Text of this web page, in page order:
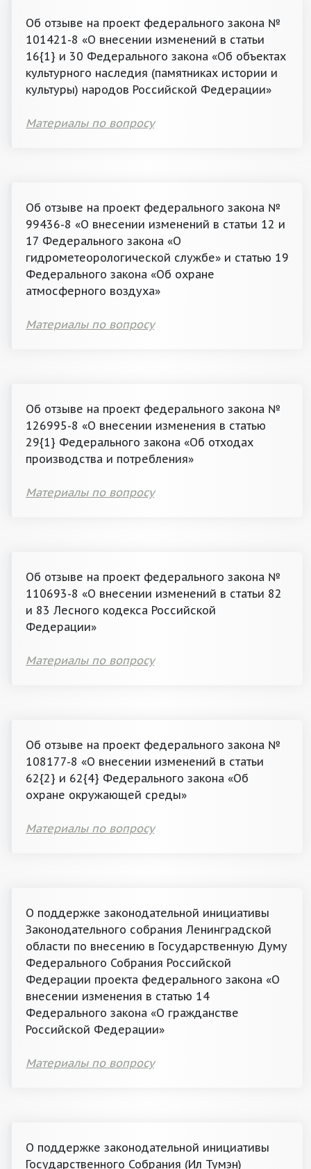
Об отзыве на проект федерального закона №
101421-8 «О внесении изменений в статьи
16{1} и 30 Федерального закона «Об объектах
культурного наследия (памятниках истории и
культуры) народов Российской Федерации»
Материалы по вопросу
Об отзыве на проект федерального закона №
99436-8 «О внесении изменений в статьи 12 и
17 Федерального закона «О
гидрометеорологической службе» и статью 19
Федерального закона «Об охране
атмосферного воздуха»
Материалы по вопросу
Об отзыве на проект федерального закона №
126995-8 «О внесении изменения в статью
29{1} Федерального закона «Об отходах
производства и потребления»
Материалы по вопросу
Об отзыве на проект федерального закона №
110693-8 «О внесении изменений в статьи 82
и 83 Лесного кодекса Российской
Федерации»
Материалы по вопросу
Об отзыве на проект федерального закона №
108177-8 «О внесении изменений в статьи
62{2} и 62{4} Федерального закона «Об
охране окружающей среды»
Материалы по вопросу
О поддержке законодательной инициативы
Законодательного собрания Ленинградской
области по внесению в Государственную Думу
Федерального Собрания Российской
Федерации проекта федерального закона «О
внесении изменения в статью 14
Федерального закона «О гражданстве
Российской Федерации»
Материалы по вопросу
О поддержке законодательной инициативы
Государственного Собрания (Ил Тумэн)